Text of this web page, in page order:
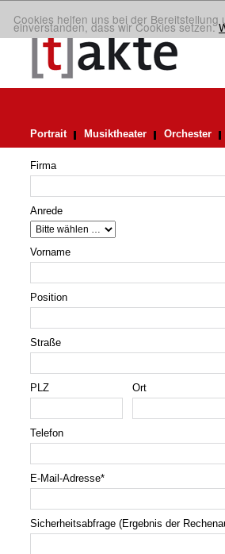
Cookies helfen uns bei der
einverstanden, dass wir Cookies setzen.
Portrait Musiktheater Orchester
Firma
Anrede
Vorname
Position
Straße
PLZ Ort
Telefon
E-Mail-Adresse*
Sicherheitsabfrage (Ergebnis der